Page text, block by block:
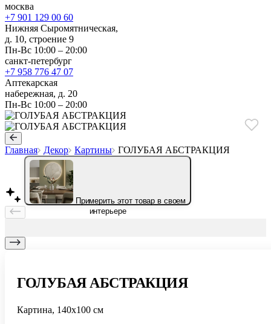
москва
+7 901 129 00 60
Нижняя Сыромятническая,
д. 10, строение 9
Пн-Вс 10:00 – 20:00
санкт-петербург
+7 958 776 47 07
Аптекарская
набережная, д. 20
Пн-Вс 10:00 – 20:00
Главная Декор Картины ГОЛУБАЯ АБСТРАКЦИЯ
Примерить этот товар в своем
интерьере
ГОЛУБАЯ АБСТРАКЦИЯ
Картина, 140х100 см